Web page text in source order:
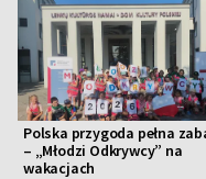
Polska przygoda pełna
– „Młodzi Odkrywcy” na
wakacjach